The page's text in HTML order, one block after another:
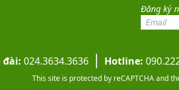
Đăng ký
đài: 024.3634.3636 Hotline:
This site is protected by reCAPTCHA and